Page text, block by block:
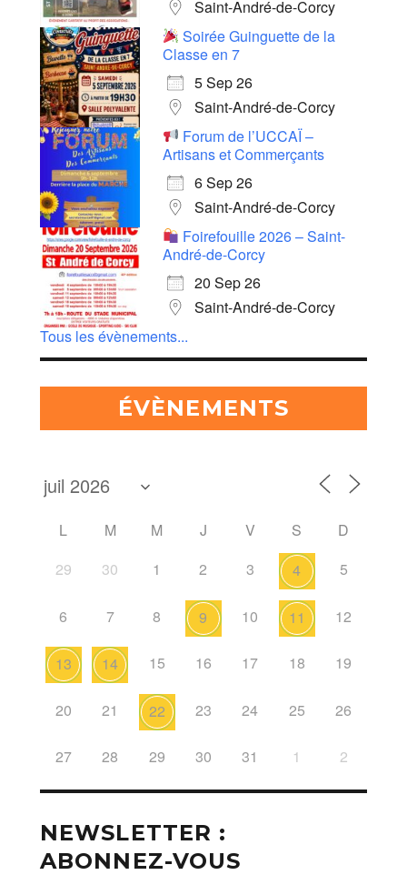
Saint-André-de-Corcy
Soirée Guinguette de la
Classe en 7
5 Sep 26
Saint-André-de-Corcy
Forum de l’UCCAÏ –
Artisans et Commerçants
6 Sep 26
Saint-André-de-Corcy
Foirefouille 2026 – Saint-
André-de-Corcy
20 Sep 26
Saint-André-de-Corcy
Tous les évènements...
ÉVÈNEMENTS
L M M J V S
D
29
30 1 2 3 4 5
6 7 8 9 10 11 12
13 14 15 16 17 18 19
20 21 22 23 24 25 26
27 28 29 30 31 1 2
NEWSLETTER :
ABONNEZ-VOUS